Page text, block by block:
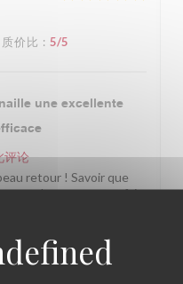
质价比 : 5/5
une excellente
评论
retour ! Savoir que
chez nous nous fait
nous ! L'équipe du Au